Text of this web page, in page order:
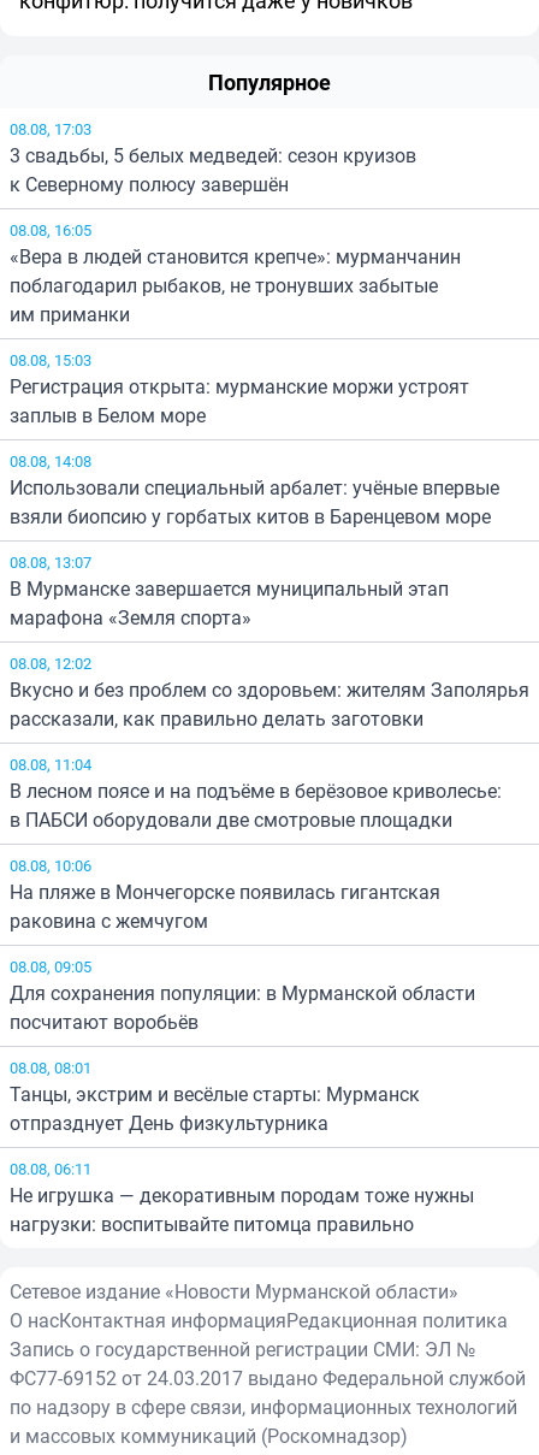
Популярное
08.08, 17:03
3 свадьбы, 5 белых медведей: сезон круизов
к Северному полюсу завершён
08.08, 16:05
«Вера в людей становится крепче»: мурманчанин
поблагодарил рыбаков, не тронувших забытые
им приманки
08.08, 15:03
Регистрация открыта: мурманские моржи устроят
заплыв в Белом море
08.08, 14:08
Использовали специальный арбалет: учёные впервые
взяли биопсию у горбатых китов в Баренцевом море
08.08, 13:07
В Мурманске завершается муниципальный этап
марафона «Земля спорта»
08.08, 12:02
Вкусно и без проблем со здоровьем: жителям Заполярья
рассказали, как правильно делать заготовки
08.08, 11:04
В лесном поясе и на подъёме в берёзовое криволесье:
в ПАБСИ оборудовали две смотровые площадки
08.08, 10:06
На пляже в Мончегорске появилась гигантская
раковина с жемчугом
08.08, 09:05
Для сохранения популяции: в Мурманской области
посчитают воробьёв
08.08, 08:01
Танцы, экстрим и весёлые старты: Мурманск
отпразднует День физкультурника
08.08, 06:11
Не игрушка — декоративным породам тоже нужны
нагрузки: воспитывайте питомца правильно
Сетевое издание «Новости Мурманской области»
О насКонтактная информацияРедакционная политика
Запись о государственной регистрации СМИ: ЭЛ №
ФС77-69152 от 24.03.2017 выдано Федеральной службой
по надзору в сфере связи, информационных технологий
и массовых коммуникаций (Роскомнадзор)